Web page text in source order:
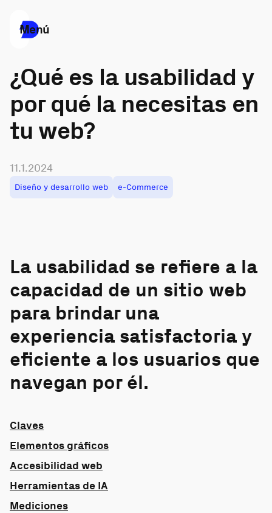
Menú
¿Qué es la usabilidad y
por qué la necesitas en
tu web?
Diseño y desarrollo web e-Commerce
11.1.2024
La usabilidad se refiere a la
capacidad de un sitio web
para brindar una
experiencia satisfactoria y
eficiente a los usuarios que
navegan por él.
Claves
Elementos gráficos
Accesibilidad web
Herramientas de IA
Mediciones